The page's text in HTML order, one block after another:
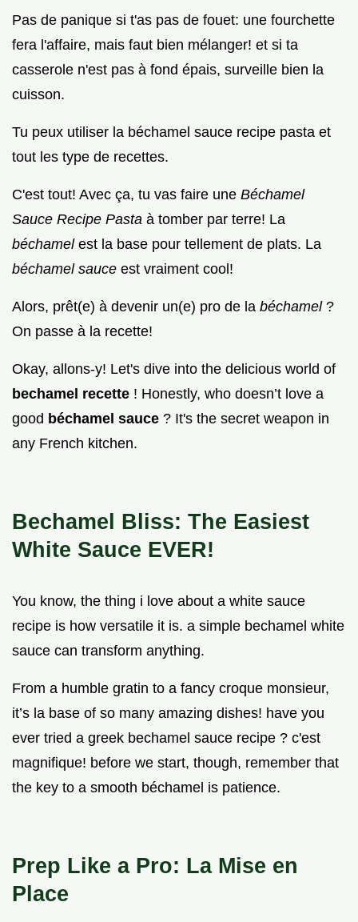
Pas de panique si t'as pas de fouet: une fourchette
fera l'affaire, mais faut bien mélanger! et si ta
casserole n'est pas à fond épais, surveille bien la
cuisson.
Tu peux utiliser la béchamel sauce recipe pasta et
tout les type de recettes.
C'est tout! Avec ça, tu vas faire une Béchamel
Sauce Recipe Pasta à tomber par terre! La
béchamel est la base pour tellement de plats. La
béchamel sauce est vraiment cool!
Alors, prêt(e) à devenir un(e) pro de la béchamel ?
On passe à la recette!
Okay, allons-y! Let's dive into the delicious world of
bechamel recette ! Honestly, who doesn’t love a
good béchamel sauce ? It's the secret weapon in
any French kitchen.
Bechamel Bliss: The Easiest
White Sauce EVER!
You know, the thing i love about a white sauce
recipe is how versatile it is. a simple bechamel white
sauce can transform anything.
From a humble gratin to a fancy croque monsieur,
it’s la base of so many amazing dishes! have you
ever tried a greek bechamel sauce recipe ? c'est
magnifique! before we start, though, remember that
the key to a smooth béchamel is patience.
Prep Like a Pro: La Mise en
Place